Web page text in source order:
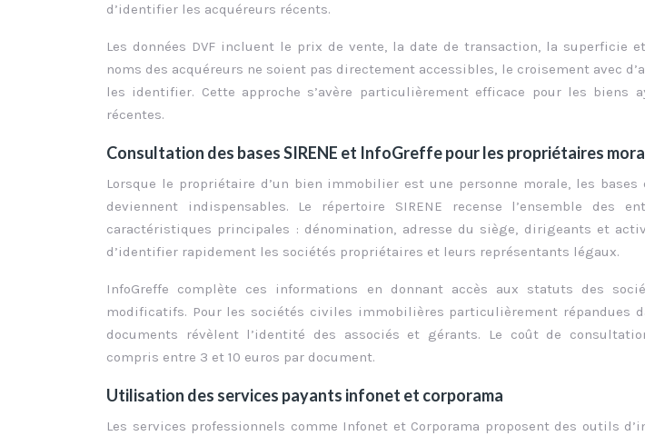
d’identifier les acquéreurs récents.
Les données DVF incluent le prix de vente, la date de transaction, la superficie
noms des acquéreurs ne soient pas directement accessibles, le croisement avec
les identifier. Cette approche s’avère particulièrement efficace pour les biens
récentes.
Consultation des bases SIRENE et InfoGreffe pour les propriétaires
Lorsque le propriétaire d’un bien immobilier est une personne morale, les bases
deviennent indispensables. Le répertoire SIRENE recense l’ensemble des
caractéristiques principales : dénomination, adresse du siège, dirigeants et
d’identifier rapidement les sociétés propriétaires et leurs représentants légaux.
InfoGreffe complète ces informations en donnant accès aux statuts des
modificatifs. Pour les sociétés civiles immobilières particulièrement répandues
documents révèlent l’identité des associés et gérants. Le coût de
compris entre 3 et 10 euros par document.
Utilisation des services payants infonet et corporama
Les services professionnels comme Infonet et Corporama proposent des outils